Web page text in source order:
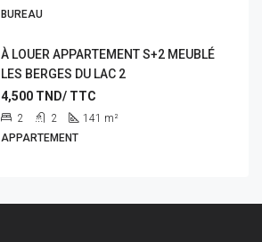
BUREAU
À LOUER APPARTEMENT S+2 MEUBLÉ
LES BERGES DU LAC 2
4,500 TND/ TTC
2 2 141 m²
APPARTEMENT